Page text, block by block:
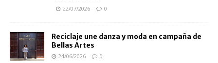
22/07/2026 0
Reciclaje une danza y moda en campaña de
Bellas Artes
24/06/2026 0